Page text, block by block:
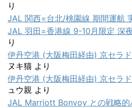
り
JAL 関西=台北/桃園線 期間運航
JAL 羽田=香港線 9-10月限定 深
り
伊丹空港 (大阪梅田経由) 京セラ
ヌキ猫 より
伊丹空港 (大阪梅田経由) 京セラ
ュウ親 より
JAL Marriott Bonvoy との戦略的